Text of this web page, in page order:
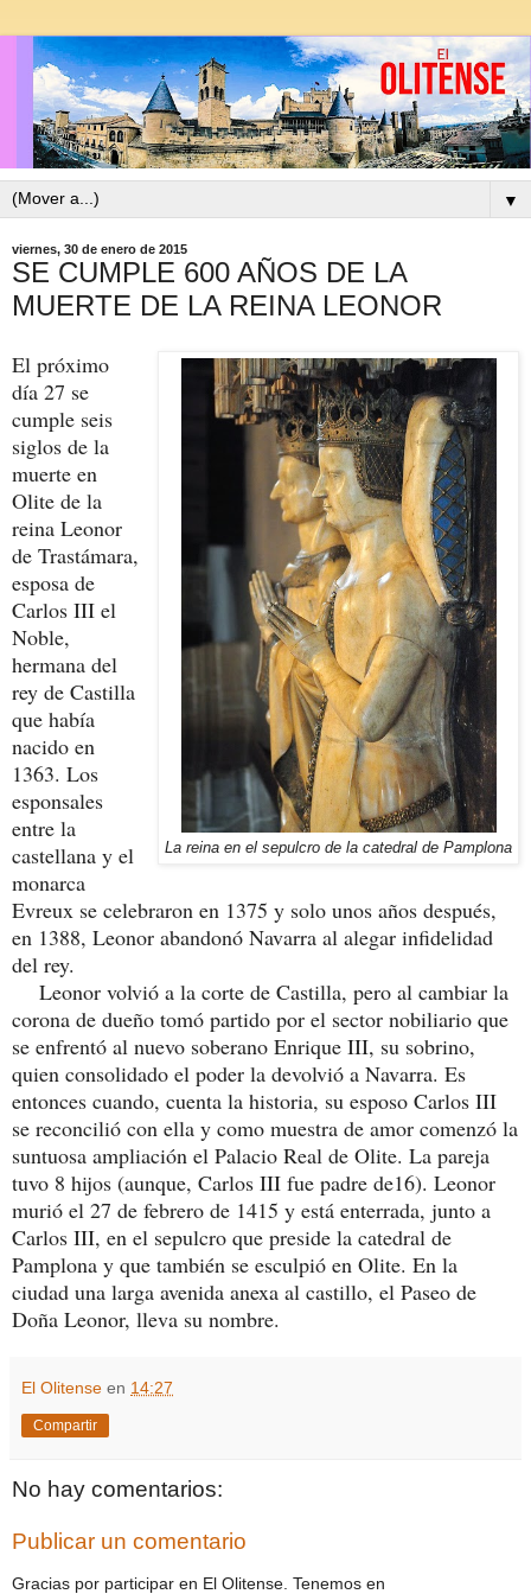
▼
viernes, 30 de enero de 2015
SE CUMPLE 600 AÑOS DE LA
MUERTE DE LA REINA LEONOR
La reina en el sepulcro de la catedral de Pamplona
El próximo
día 27 se
cumple seis
siglos de la
muerte en
Olite de la
reina Leonor
de Trastámara,
esposa de
Carlos III el
Noble,
hermana del
rey de Castilla
que había
nacido en
1363. Los
esponsales
entre la
castellana y el
monarca
Evreux se celebraron en 1375 y solo unos años después,
en 1388, Leonor abandonó Navarra al alegar infidelidad
del rey.
Leonor volvió a la corte de Castilla, pero al cambiar la
corona de dueño tomó partido por el sector nobiliario que
se enfrentó al nuevo soberano Enrique III, su sobrino,
quien consolidado el poder la devolvió a Navarra. Es
entonces cuando, cuenta la historia, su esposo Carlos III
se reconcilió con ella y como muestra de amor comenzó la
suntuosa ampliación el Palacio Real de Olite. La pareja
tuvo 8 hijos (aunque, Carlos III fue padre de16). Leonor
murió el 27 de febrero de 1415 y está enterrada, junto a
Carlos III, en el sepulcro que preside la catedral de
Pamplona y que también se esculpió en Olite. En la
ciudad una larga avenida anexa al castillo, el Paseo de
Doña Leonor, lleva su nombre.
El Olitense en 14:27
Compartir
No hay comentarios:
Publicar un comentario
Gracias por participar en El Olitense. Tenemos en